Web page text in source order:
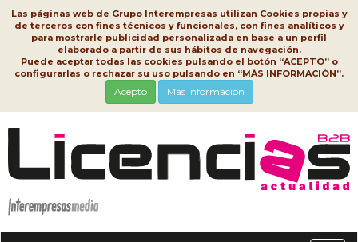
Las páginas web de Grupo Interempresas utilizan Cookies propias y
de terceros con fines técnicos y funcionales, con fines analíticos y
para mostrarle publicidad personalizada en base a un perfil
elaborado a partir de sus hábitos de navegación.
Puede aceptar todas las cookies pulsando el botón “ACEPTO” o
configurarlas o rechazar su uso pulsando en “MÁS INFORMACIÓN”.
Acepto Más información